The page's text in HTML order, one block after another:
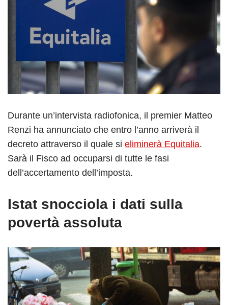
Durante un’intervista radiofonica, il premier Matteo
Renzi ha annunciato che entro l’anno arriverà il
decreto attraverso il quale si eliminerà Equitalia.
Sarà il Fisco ad occuparsi di tutte le fasi
dell’accertamento dell’imposta.
Istat snocciola i dati sulla
povertà assoluta